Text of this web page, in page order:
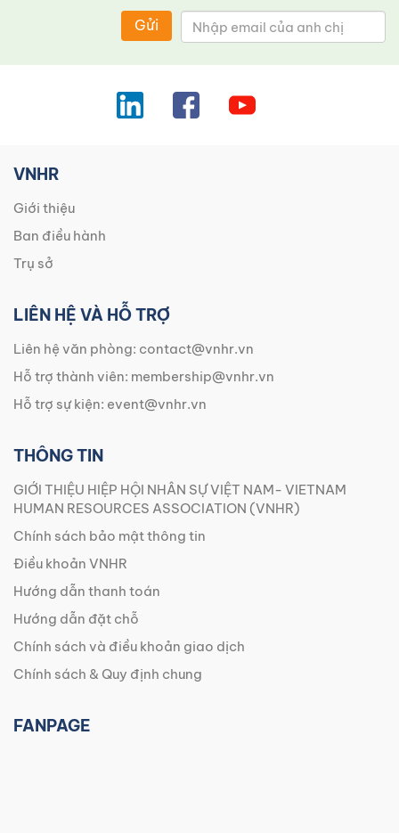
Gửi
VNHR
Giới thiệu
Ban điều hành
Trụ sở
LIÊN HỆ VÀ HỖ TRỢ
Liên hệ văn phòng: contact@vnhr.vn
Hỗ trợ thành viên: membership@vnhr.vn
Hỗ trợ sự kiện: event@vnhr.vn
THÔNG TIN
GIỚI THIỆU HIỆP HỘI NHÂN SỰ VIỆT NAM- VIETNAM
HUMAN RESOURCES ASSOCIATION (VNHR)
Chính sách bảo mật thông tin
Điều khoản VNHR
Hướng dẫn thanh toán
Hướng dẫn đặt chỗ
Chính sách và điều khoản giao dịch
Chính sách & Quy định chung
FANPAGE